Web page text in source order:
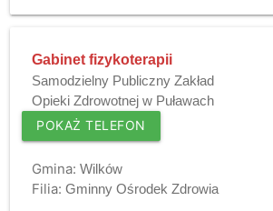
Gabinet fizykoterapii
Samodzielny Publiczny Zakład
Opieki Zdrowotnej w Puławach
POKAŻ TELEFON
Gmina: Wilków
Filia: Gminny Ośrodek Zdrowia